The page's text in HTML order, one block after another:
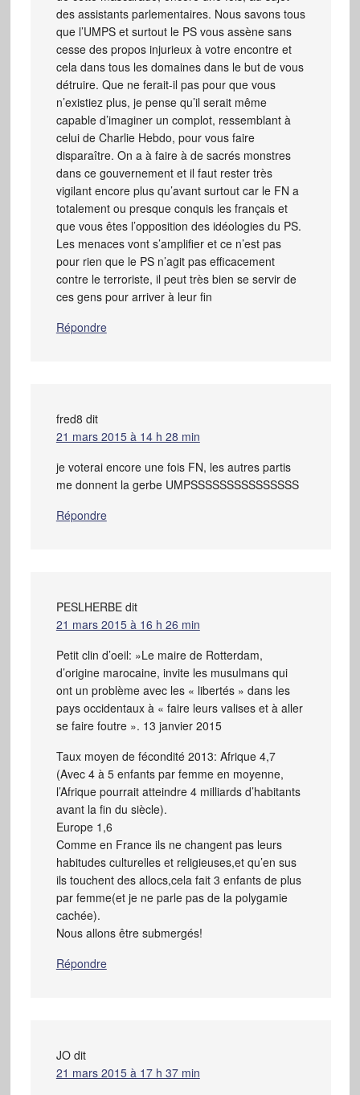
des assistants parlementaires. Nous savons tous
que l’UMPS et surtout le PS vous assène sans
cesse des propos injurieux à votre encontre et
cela dans tous les domaines dans le but de vous
détruire. Que ne ferait-il pas pour que vous
n’existiez plus, je pense qu’il serait même
capable d’imaginer un complot, ressemblant à
celui de Charlie Hebdo, pour vous faire
disparaître. On a à faire à de sacrés monstres
dans ce gouvernement et il faut rester très
vigilant encore plus qu’avant surtout car le FN a
totalement ou presque conquis les français et
que vous êtes l’opposition des idéologies du PS.
Les menaces vont s’amplifier et ce n’est pas
pour rien que le PS n’agit pas efficacement
contre le terroriste, il peut très bien se servir de
ces gens pour arriver à leur fin
Répondre
fred8 dit
21 mars 2015 à 14 h 28 min
je voterai encore une fois FN, les autres partis
me donnent la gerbe UMPSSSSSSSSSSSSSSS
Répondre
PESLHERBE dit
21 mars 2015 à 16 h 26 min
Petit clin d’oeil: »Le maire de Rotterdam,
d’origine marocaine, invite les musulmans qui
ont un problème avec les « libertés » dans les
pays occidentaux à « faire leurs valises et à aller
se faire foutre ». 13 janvier 2015
Taux moyen de fécondité 2013: Afrique 4,7
(Avec 4 à 5 enfants par femme en moyenne,
l’Afrique pourrait atteindre 4 milliards d’habitants
avant la fin du siècle).
Europe 1,6
Comme en France ils ne changent pas leurs
habitudes culturelles et religieuses,et qu’en sus
ils touchent des allocs,cela fait 3 enfants de plus
par femme(et je ne parle pas de la polygamie
cachée).
Nous allons être submergés!
Répondre
JO dit
21 mars 2015 à 17 h 37 min